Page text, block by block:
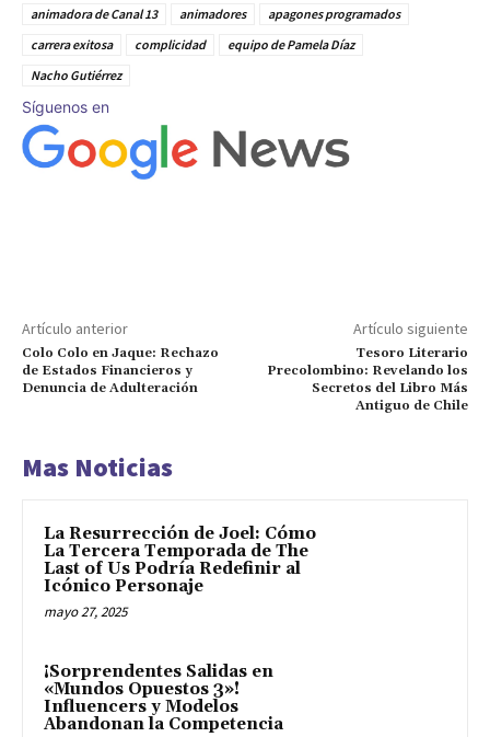
animadora de Canal 13 animadores
apagones programados
carrera exitosa
complicidad
equipo de Pamela Díaz
Nacho Gutiérrez
Síguenos en
Artículo anterior
Colo Colo en Jaque: Rechazo
de Estados Financieros y
Denuncia de Adulteración
Artículo siguiente
Tesoro Literario
Precolombino: Revelando los
Secretos del Libro Más
Antiguo de Chile
Mas Noticias
La Resurrección de Joel: Cómo
La Tercera Temporada de The
Last of Us Podría Redefinir al
Icónico Personaje
mayo 27, 2025
¡Sorprendentes Salidas en
«Mundos Opuestos 3»!
Influencers y Modelos
Abandonan la Competencia